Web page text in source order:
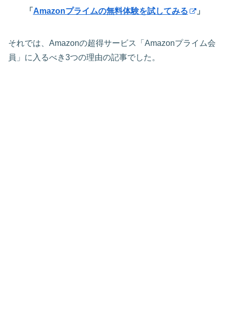
「 Amazonプライムの無料体験を試してみる 」
それでは、Amazonの超得サービス「Amazonプライム会
員」に入るべき3つの理由の記事でした。